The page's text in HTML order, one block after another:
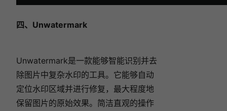
四、Unwatermark
Unwatermark是一款能够智能识别并去
除图片中复杂水印的工具。它能够自动
定位水印区域并进行修复，最大程度地
保留图片的原始效果。简洁直观的操作